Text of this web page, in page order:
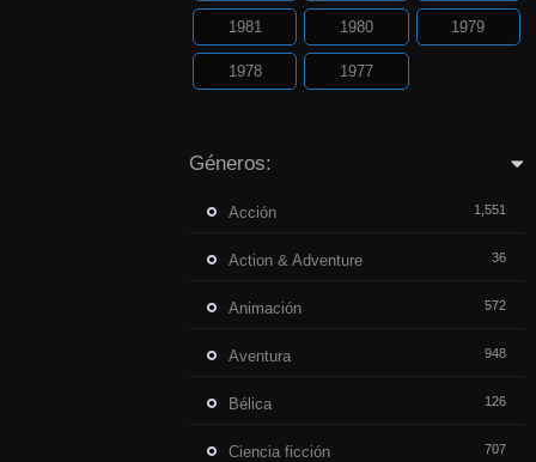
1981 1980 1979
1978 1977
Géneros:
Acción 1,551
Action & Adventure 36
Animación 572
Aventura 948
Bélica 126
Ciencia ficción 707